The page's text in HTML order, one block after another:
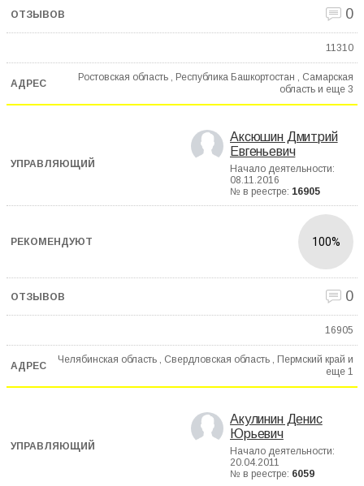
0
11310
Ростовская область , Республика Башкортостан , Самарская
область и еще 3
Аксюшин Дмитрий
Евгеньевич
Начало деятельности:
08.11.2016
№ в реестре: 16905
100%
0
16905
Челябинская область , Свердловская область , Пермский край и
еще 1
Акулинин Денис
Юрьевич
Начало деятельности:
20.04.2011
№ в реестре: 6059